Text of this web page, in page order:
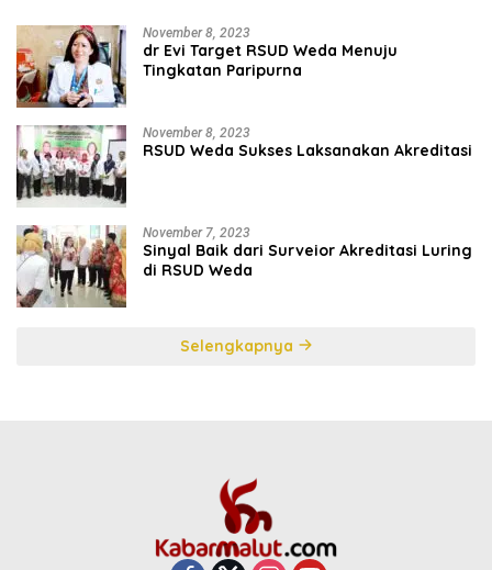
November 8, 2023
dr Evi Target RSUD Weda Menuju
Tingkatan Paripurna
November 8, 2023
RSUD Weda Sukses Laksanakan Akreditasi
November 7, 2023
Sinyal Baik dari Surveior Akreditasi Luring
di RSUD Weda
Selengkapnya